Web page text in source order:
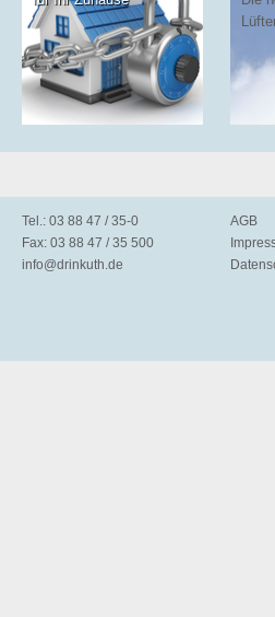
Tel.: 03 88 47 / 35-0
Fax: 03 88 47 / 35 500
info@drinkuth.de
AGB